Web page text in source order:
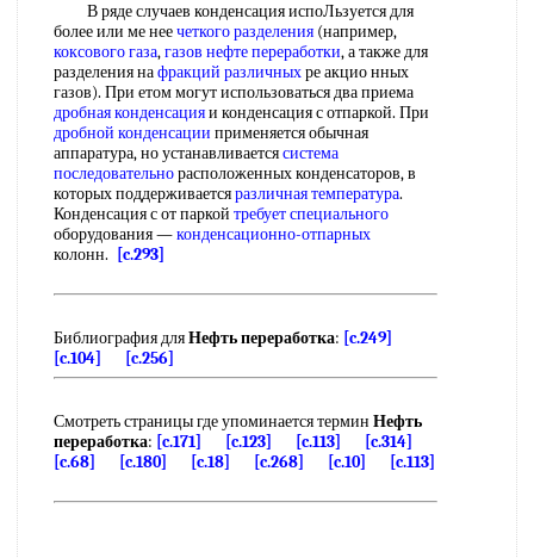
В ряде случаев конденсация испоЛьзуется для
более или ме неечеткого разделения (например,
коксового газа,газов нефте переработки, а также для
разделения нафракций различныхре акцио нных
газов). При етом могут использоваться два приема
дробная конденсацияи конденсация с отпаркой. При
дробной конденсации применяется обычная
аппаратура, но устанавливаетсясистема
последовательнорасположенных конденсаторов, в
которых поддерживаетсяразличная температура.
Конденсация с от паркой требует специального
оборудования —конденсационно-отпарных
колонн.
[c.293]
Библиография дляНефть переработка: [c.249]
[c.104]
[c.256]
Смотреть страницы где упоминается термин Нефть
переработка: [c.171] [c.123] [c.113]
[c.314]
[c.68]
[c.180] [c.18] [c.268] [c.10] [c.113]